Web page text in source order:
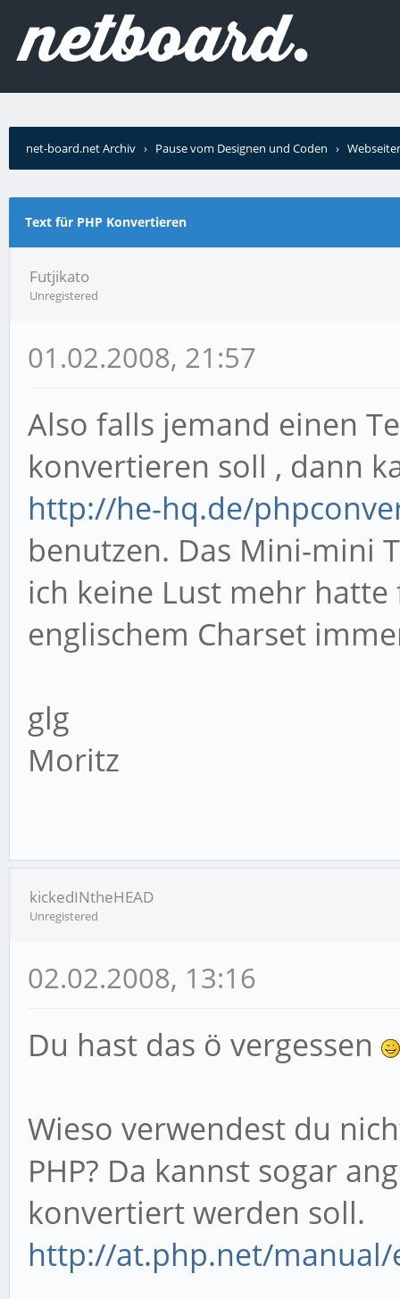
net-board.net Archiv › Pause vom Designen und Coden ›
Text für PHP Konvertieren
Futjikato
Unregistered
01.02.2008, 21:57
Also falls jemand einen
konvertieren soll , dann
http://he-hq.de/
benutzen. Das Mini-mini
ich keine Lust mehr
englischem Charset
glg
Moritz
kickedINtheHEAD
Unregistered
02.02.2008, 13:16
Du hast das ö vergessen
Wieso verwendest du
PHP? Da kannst sogar
konvertiert werden soll.
http://at.php.net/